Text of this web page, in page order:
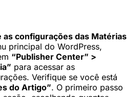
as configurações das Matérias
principal do WordPress,
“Publisher Center” >
para acessar as
Verifique se você está
do Artigo”. O primeiro passo